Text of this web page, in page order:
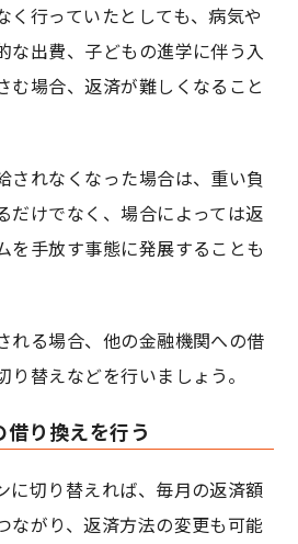
く行っていたとしても、病気や
な出費、子どもの進学に伴う入
む場合、返済が難しくなること
されなくなった場合は、重い負
だけでなく、場合によっては返
を手放す事態に発展することも
れる場合、他の金融機関への借
替えなどを行いましょう。
り換えを行う
に切り替えれば、毎月の返済額
ながり、返済方法の変更も可能